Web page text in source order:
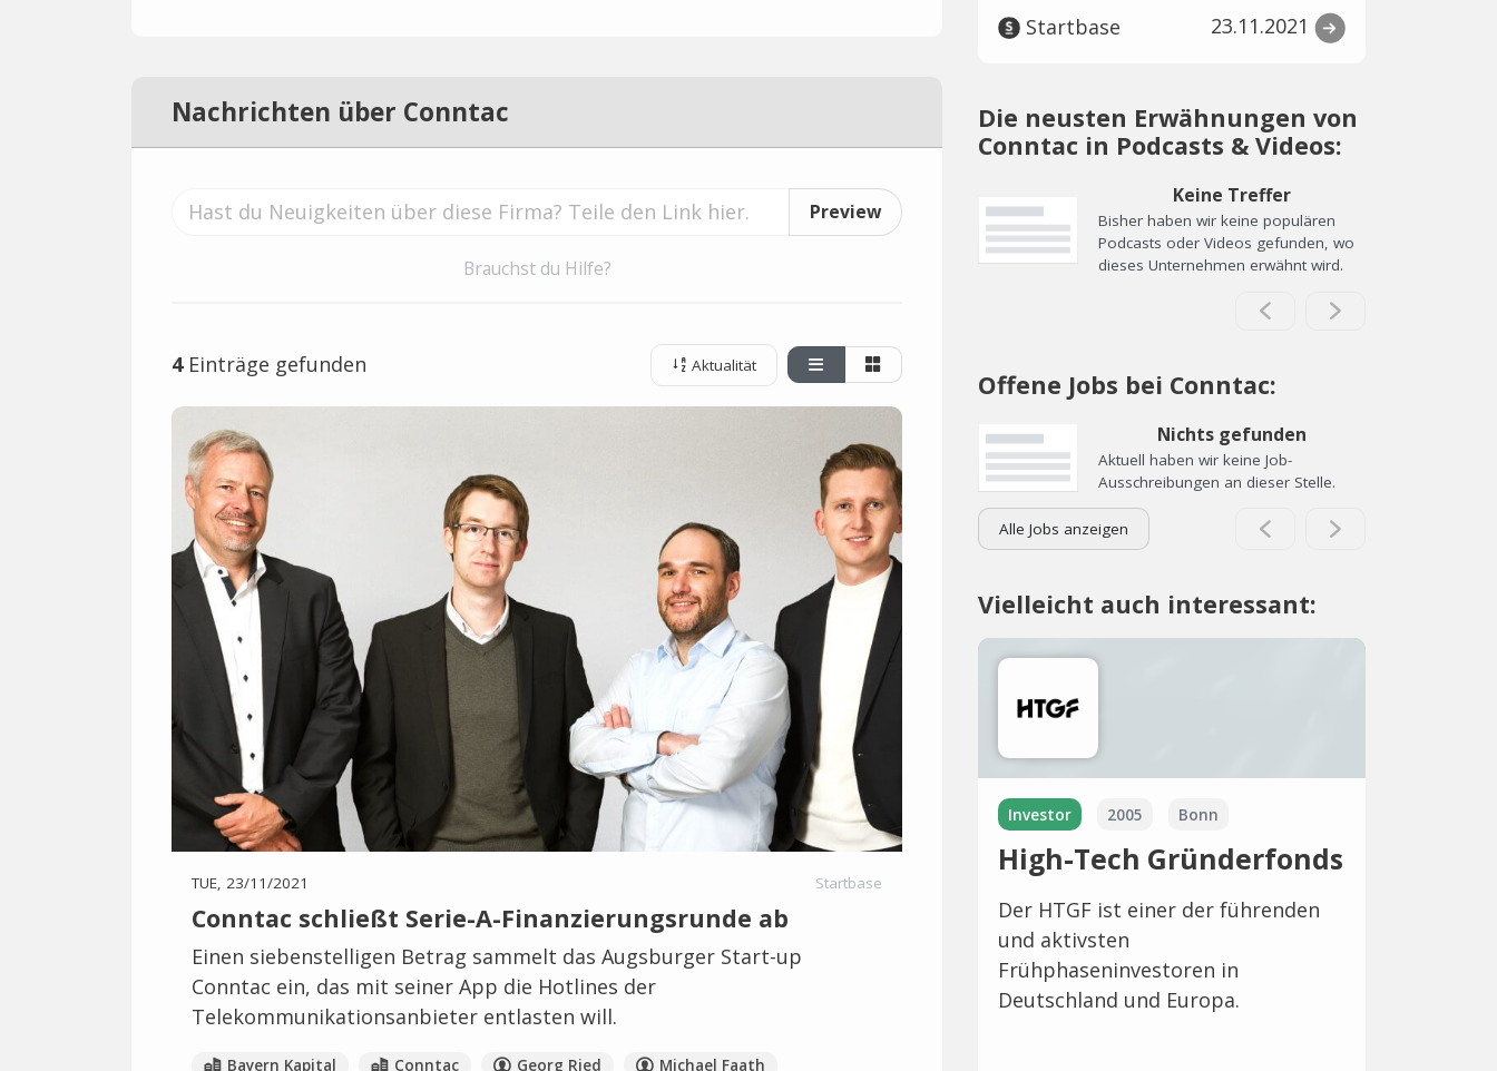
Nachrichten über Conntac
Preview
Brauchst du Hilfe?
4Einträge gefunden Aktualität
TUE, 23/11/2021 Startbase
Conntac schließt Serie-A-Finanzierungsrunde ab
Einen siebenstelligen Betrag sammelt das Augsburger Start-up
Conntac ein, das mit seiner App die Hotlines der
Telekommunikationsanbieter entlasten will.
Bayern Kapital Conntac Georg Ried Michael Faath
Startbase 23.11.2021
Die neusten Erwähnungen von
Conntac in Podcasts & Videos:
Keine Treffer
Bisher haben wir keine populären
Podcasts oder Videos gefunden, wo
dieses Unternehmen erwähnt wird.
Offene Jobs bei Conntac:
Nichts gefunden
Aktuell haben wir keine Job-
Ausschreibungen an dieser Stelle.
Alle Jobs anzeigen
Vielleicht auch interessant:
Investor 2005 Bonn
High-Tech Gründerfonds
Der HTGF ist einer der führenden
und aktivsten
Frühphaseninvestoren in
Deutschland und Europa.